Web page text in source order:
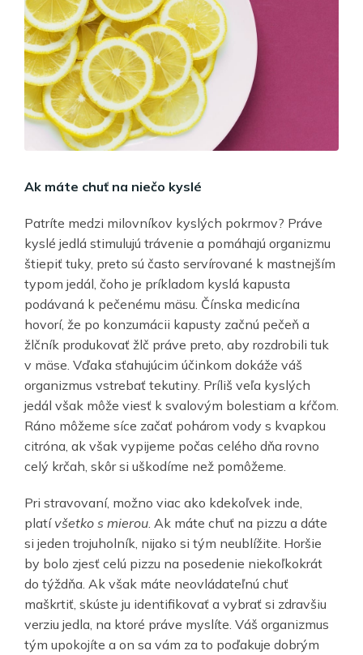
Ak máte chuť na niečo kyslé
Patríte medzi milovníkov kyslých pokrmov? Práve
kyslé jedlá stimulujú trávenie a pomáhajú organizmu
štiepiť tuky, preto sú často servírované k mastnejším
typom jedál, čoho je príkladom kyslá kapusta
podávaná k pečenému mäsu. Čínska medicína
hovorí, že po konzumácii kapusty začnú pečeň a
žlčník produkovať žlč práve preto, aby rozdrobili tuk
v mäse. Vďaka sťahujúcim účinkom dokáže váš
organizmus vstrebať tekutiny. Príliš veľa kyslých
jedál však môže viesť k svalovým bolestiam a kŕčom.
Ráno môžeme síce začať pohárom vody s kvapkou
citróna, ak však vypijeme počas celého dňa rovno
celý krčah, skôr si uškodíme než pomôžeme.
Pri stravovaní, možno viac ako kdekoľvek inde,
platí všetko s mierou . Ak máte chuť na pizzu a dáte
si jeden trojuholník, nijako si tým neublížite. Horšie
by bolo zjesť celú pizzu na posedenie niekoľkokrát
do týždňa. Ak však máte neovládateľnú chuť
maškrtiť, skúste ju identifikovať a vybrať si zdravšiu
verziu jedla, na ktoré práve myslíte. Váš organizmus
tým upokojíte a on sa vám za to poďakuje dobrým